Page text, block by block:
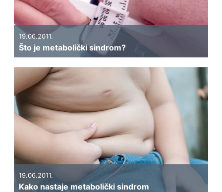
19.06.2011.
Što je metabolički sindrom?
19.06.2011.
Kako nastaje metabolički sindrom